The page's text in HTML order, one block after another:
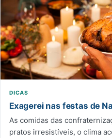
DICAS
Exagerei nas festas de
As comidas das
pratos irresistíveis, o clima